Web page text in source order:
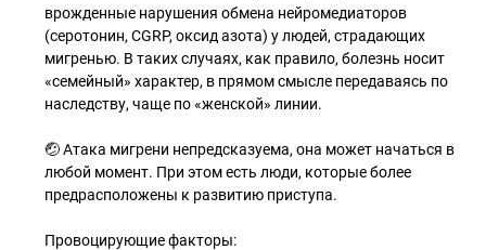
врожденные нарушения обмена нейромедиаторов
(серотонин, CGRP, оксид азота) у людей, страдающих
мигренью. В таких случаях, как правило, болезнь носит
«семейный» характер, в прямом смысле передаваясь по
наследству, чаще по «женской» линии.
🤕 Атака мигрени непредсказуема, она может начаться в
любой момент. При этом есть люди, которые более
предрасположены к развитию приступа.
Провоцирующие факторы: